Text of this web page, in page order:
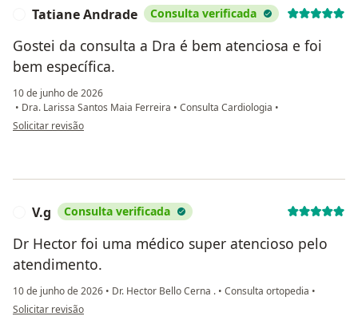
Tatiane Andrade Consulta verificada
Gostei da consulta a Dra é bem atenciosa e foi
bem específica.
10 de junho de 2026
• Dra. Larissa Santos Maia Ferreira • Consulta Cardiologia •
na opinião do utilizador Tatiane Andrade
Solicitar revisão
V.g Consulta verificada
Dr Hector foi uma médico super atencioso pelo
atendimento.
10 de junho de 2026 • Dr. Hector Bello Cerna . • Consulta ortopedia •
na opinião do utilizador V.g
Solicitar revisão